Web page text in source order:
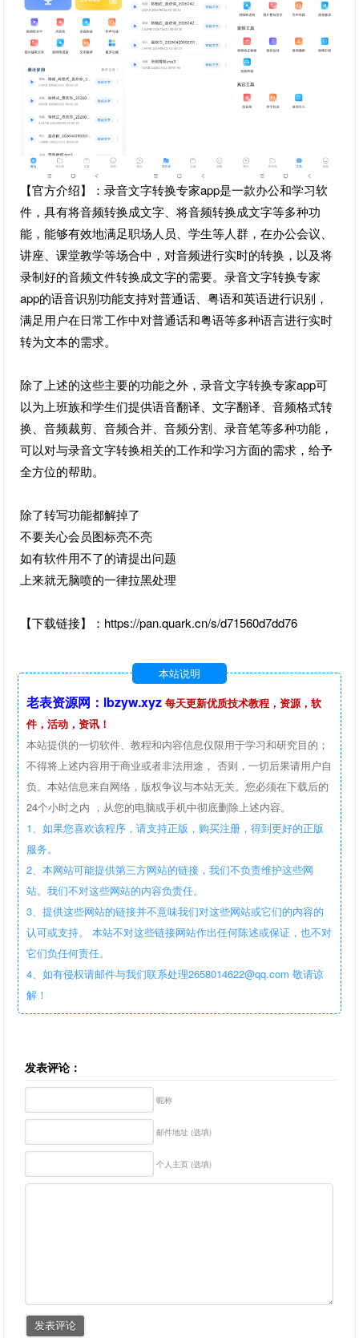
【官方介绍】：录音文字转换专家app是一款办公和学习软
件，具有将音频转换成文字、将音频转换成文字等多种功
能，能够有效地满足职场人员、学生等人群，在办公会议、
讲座、课堂教学等场合中，对音频进行实时的转换，以及将
录制好的音频文件转换成文字的需要。录音文字转换专家
app的语音识别功能支持对普通话、粤语和英语进行识别，
满足用户在日常工作中对普通话和粤语等多种语言进行实时
转为文本的需求。
除了上述的这些主要的功能之外，录音文字转换专家app可
以为上班族和学生们提供语音翻译、文字翻译、音频格式转
换、音频裁剪、音频合并、音频分割、录音笔等多种功能，
可以对与录音文字转换相关的工作和学习方面的需求，给予
全方位的帮助。
除了转写功能都解掉了
不要关心会员图标亮不亮
如有软件用不了的请提出问题
上来就无脑喷的一律拉黑处理
【下载链接】：https://pan.quark.cn/s/d71560d7dd76
本站说明
老表资源网：lbzyw.xyz 每天更新优质技术教程，资源，软
件，活动，资讯！
本站提供的一切软件、教程和内容信息仅限用于学习和研究目的；
不得将上述内容用于商业或者非法用途， 否则，一切后果请用户自
负。本站信息来自网络，版权争议与本站无关。您必须在下载后的
24个小时之内 ，从您的电脑或手机中彻底删除上述内容。
1、如果您喜欢该程序，请支持正版，购买注册，得到更好的正版
服务。
2、本网站可能提供第三方网站的链接，我们不负责维护这些网
站。我们不对这些网站的内容负责任。
3、提供这些网站的链接并不意味我们对这些网站或它们的内容的
认可或支持。 本站不对这些链接网站作出任何陈述或保证，也不对
它们负任何责任。
4、如有侵权请邮件与我们联系处理2658014622@qq.com 敬请谅
解！
发表评论：
昵称
邮件地址 (选填)
个人主页 (选填)